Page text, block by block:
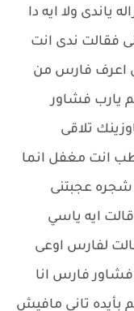
ياندى ولا ايه دا
فقالت ندى انت
اعرف فارس من
يارب فشاور
تلاقى
انت مغفل انما
شجره عجبتنى
ايه ياسي
لفارس اوعى
فشاور فارس انا
تانى مافيش